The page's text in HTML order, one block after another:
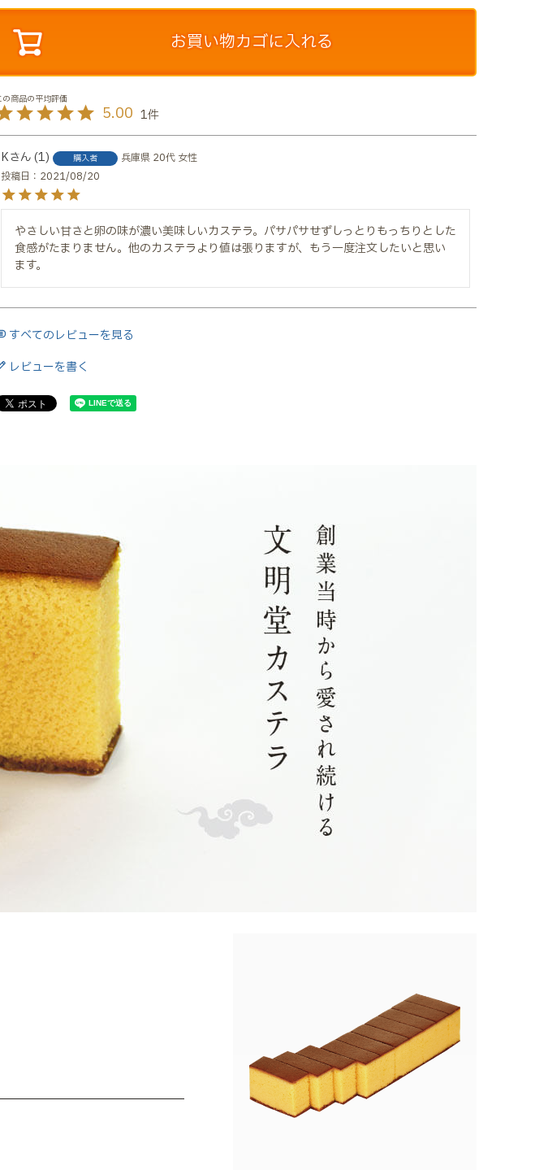
お買い物カゴに入れる
5.00 1
K 1 購入者 兵庫県 20代 女性
投稿日
2021/08/20
やさしい甘さと卵の味が濃い美味しいカステラ。パサパサせずしっとりもっちりとした
食感がたまりません。他のカステラより値は張りますが、もう一度注文したいと思い
ます。
すべてのレビューを見る
レビューを書く